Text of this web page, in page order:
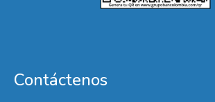
Contáctenos